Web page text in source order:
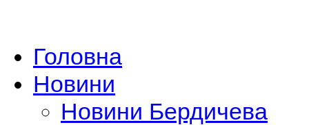
Головна
Новини
Новини Бердичева